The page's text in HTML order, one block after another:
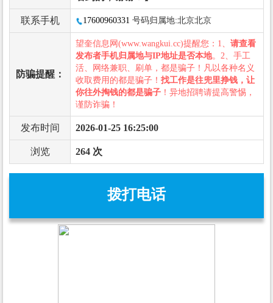
联系手机 17600960331 号码归属地:北京北京
防骗提醒：
望奎信息网(www.wangkui.cc)提醒您：1、 请查看
发布者手机归属地与IP地址是否本地。2、手工
活、网络兼职、刷单，都是骗子！凡以各种名义
收取费用的都是骗子！ 找工作是往兜里挣钱，让
你往外掏钱的都是骗子 ！异地招聘请提高警惕，
谨防诈骗！
发布时间 2026-01-25 16:25:00
浏览 264 次
拨打电话